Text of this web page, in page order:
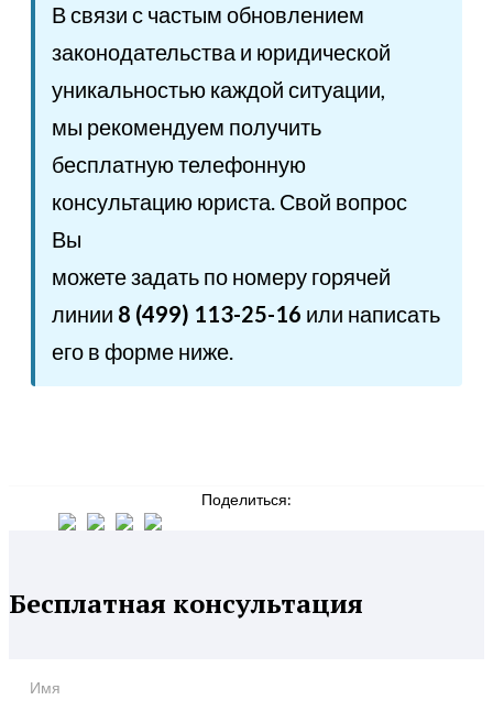
В связи с частым обновлением
законодательства и юридической
уникальностью каждой ситуации,
мы рекомендуем получить
бесплатную телефонную
консультацию юриста. Свой вопрос
Вы
можете задать по номеру горячей
линии 8 (499) 113-25-16 или написать
его в форме ниже.
Поделиться:
Бесплатная консультация
Имя